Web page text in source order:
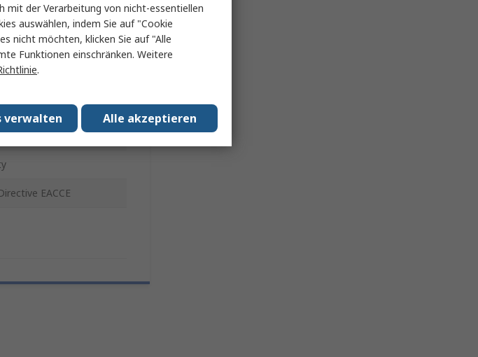
EACCE
mit der Verarbeitung von nicht-essentiellen
auswählen, indem Sie auf "Cookie
nicht möchten, klicken Sie auf "Alle
Funktionen einschränken. Weitere
.
Alle akzeptieren
verwalten